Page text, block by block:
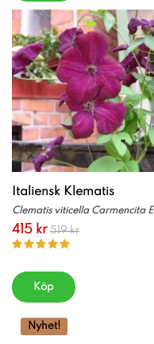
Italiensk Klematis
Clematis viticella Carmencita E
415 kr 519 kr
Köp
Nyhet!